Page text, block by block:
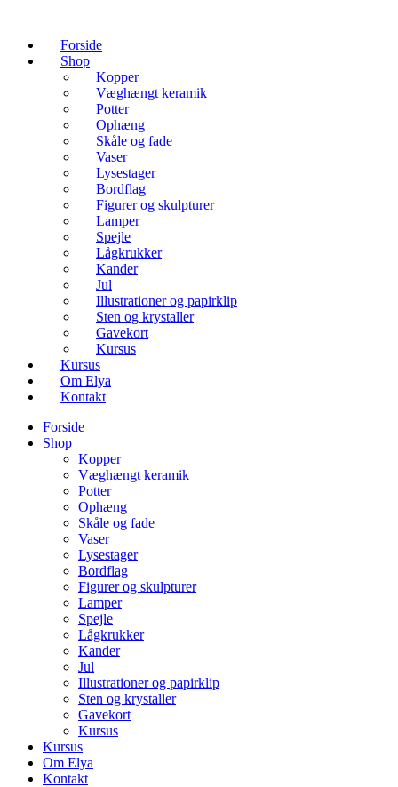
Forside
Shop
Kopper
Væghængt keramik
Potter
Ophæng
Skåle og fade
Vaser
Lysestager
Bordflag
Figurer og skulpturer
Lamper
Spejle
Lågkrukker
Kander
Jul
Illustrationer og papirklip
Sten og krystaller
Gavekort
Kursus
Kursus
Om Elya
Kontakt
Forside
Shop
Kopper
Væghængt keramik
Potter
Ophæng
Skåle og fade
Vaser
Lysestager
Bordflag
Figurer og skulpturer
Lamper
Spejle
Lågkrukker
Kander
Jul
Illustrationer og papirklip
Sten og krystaller
Gavekort
Kursus
Kursus
Om Elya
Kontakt